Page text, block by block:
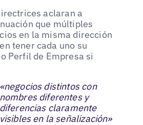
aclaran a
que múltiples
en la misma dirección
tener cada uno su
Perfil de Empresa si
«negocios distintos con
nombres diferentes y
diferencias claramente
visibles en la señalización»